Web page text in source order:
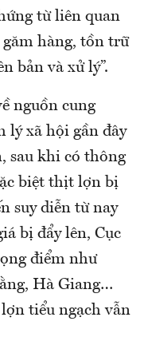
từ liên quan
găm hàng, tồn trữ
bản và xử lý”.
nguồn cung
lý xã hội gần đây
sau khi có thông
biệt thịt lợn bị
suy diễn từ nay
bị đẩy lên, Cục
điểm như
Hà Giang…
tiểu ngạch vẫn